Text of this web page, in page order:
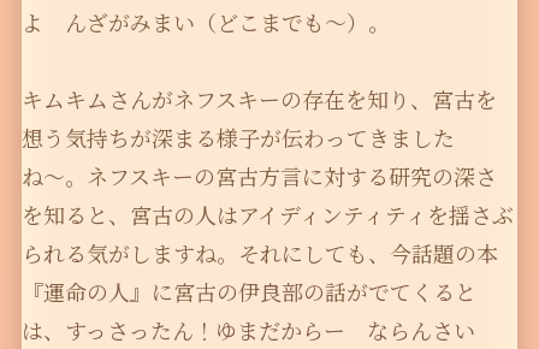
よ んざがみまい（どこまでも〜）。
キムキムさんがネフスキーの存在を知り、宮古を
想う気持ちが深まる様子が伝わってきました
ね〜。ネフスキーの宮古方言に対する研究の深さ
を知ると、宮古の人はアイディンティティを揺さぶ
られる気がしますね。それにしても、今話題の本
『運命の人』に宮古の伊良部の話がでてくると
は、すっさったん！ゆまだからー ならんさい